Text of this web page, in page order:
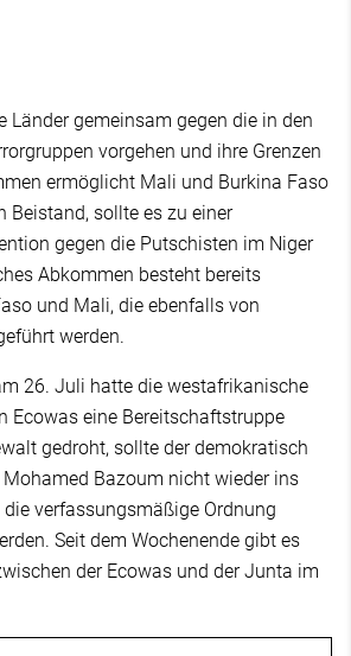
Länder gemeinsam gegen die in den
vorgehen und ihre Grenzen
ermöglicht Mali und Burkina Faso
Beistand, sollte es zu einer
gegen die Putschisten im Niger
Abkommen besteht bereits
und Mali, die ebenfalls von
werden.
26. Juli hatte die westafrikanische
Ecowas eine Bereitschaftstruppe
gedroht, sollte der demokratisch
Bazoum nicht wieder ins
verfassungsmäßige Ordnung
Seit dem Wochenende gibt es
der Ecowas und der Junta im